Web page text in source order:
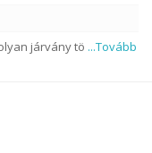
járvány tö ...Tovább